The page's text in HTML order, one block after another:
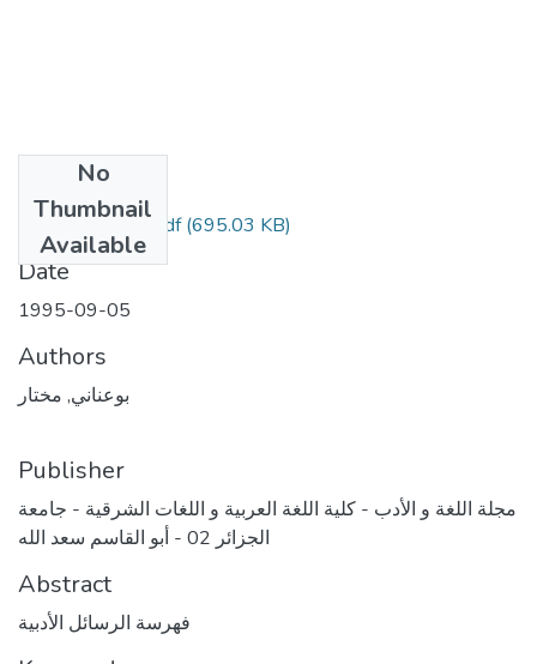
No
Thumbnail
Available
حرفا-الهاء-والياء.pdf(695.03 KB)
Date
1995-09-05
Authors
بوعناني, مختار
Publisher
مجلة اللغة و الأدب - كلية اللغة العربية و اللغات الشرقية - جامعة
الجزائر 02 - أبو القاسم سعد الله
Abstract
فهرسة الرسائل الأدبية